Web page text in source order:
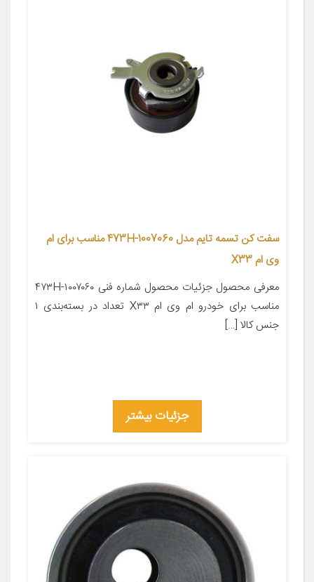
سفت کن تسمه تایم مدل 473H-1007060 مناسب برای ام
وی ام X33
معرفی محصول جزئیات محصول شماره فنی ۴۷۳H-۱۰۰۷۰۶۰
مناسب برای خودرو ام وی ام X۳۳ تعداد در بسته‌بندی ۱
جنس کالا […]
جزئیات بیشتر